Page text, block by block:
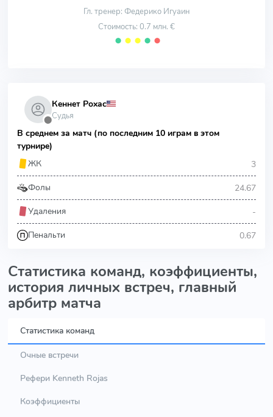
Гл. тренер: Федерико Игуаин
Стоимость: 0.7 млн. €
⬤ ⬤ ⬤ ⬤ ⬤
⬤
Кеннет Рохас
Судья
В среднем за матч (по последним 10 играм в этом
турнире)
ЖК
3
Фолы 24.67
Удаления -
Пенальти 0.67
Статистика команд, коэффициенты,
история личных встреч, главный
арбитр матча
Статистика команд
Очные встречи
Рефери Kenneth Rojas
Коэффициенты